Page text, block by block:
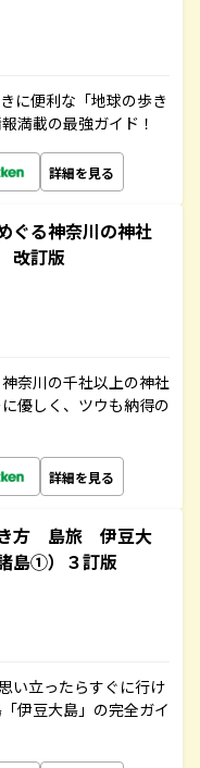
に便利な「地球の歩き
満載の最強ガイド！
詳細を見る
ぐる神奈川の神社
改訂版
奈川の千社以上の神社
優しく、ツウも納得の
詳細を見る
方 島旅 伊豆大
島①）３訂版
い立ったらすぐに行け
伊豆大島」の完全ガイ